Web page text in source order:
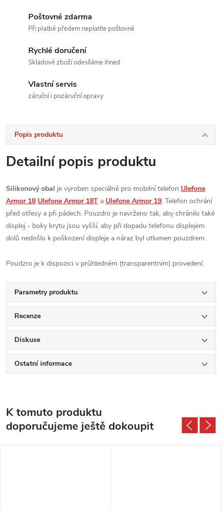
Poštovné zdarma
Při platbě předem neplatíte poštovné
Rychlé doručení
Skladové zboží odesíláme ihned
Vlastní servis
záruční i pozáruční opravy
Popis produktu
Detailní popis produktu
Silikonový obal je vyroben speciálně pro mobilní telefon Ulefone
Armor 18 Ulefone Armor 18T a Ulefone Armor 19. Telefon ochrání
před otřesy a při pádech. Pouzdro je navrženo tak, aby chránilo také
displej - boky krytu jsou vyšší, aby při dopadu telefonu displejem
dolů nedošlo k poškození displeje a náraz byl utlumen pouzdrem.
Poudzro je k dispozici v průhledném (transparentním) provedení.
Parametry produktu
Recenze
Diskuse
Ostatní informace
K tomuto produktu
doporučujeme ještě dokoupit